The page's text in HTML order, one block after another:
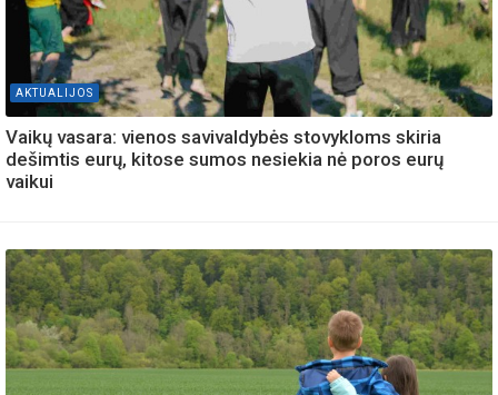
AKTUALIJOS
Vaikų vasara: vienos savivaldybės stovykloms skiria
dešimtis eurų, kitose sumos nesiekia nė poros eurų
vaikui